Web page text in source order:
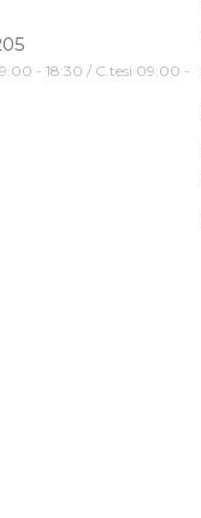
- 18:30 / C.tesi 09:00 -